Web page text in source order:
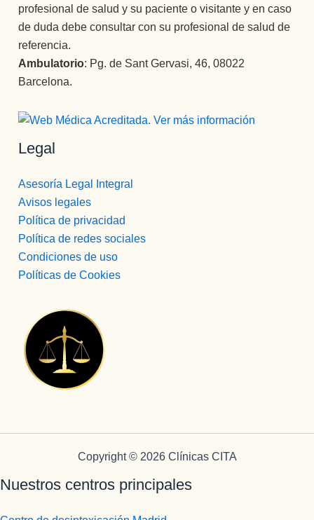
profesional de salud y su paciente o visitante y en caso
de duda debe consultar con su profesional de salud de
referencia.
Ambulatorio: Pg. de Sant Gervasi, 46, 08022
Barcelona.
Legal
Asesoría Legal Integral
Avisos legales
Política de privacidad
Política de redes sociales
Condiciones de uso
Políticas de Cookies
Copyright © 2026 Clínicas CITA
Nuestros centros principales